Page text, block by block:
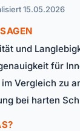
15.05.2026
und
für
Vergleich zu
bei harten